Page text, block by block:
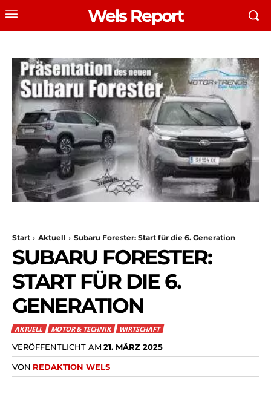
Wels Report
Start Aktuell Subaru Forester: Start für die 6. Generation
SUBARU FORESTER:
START FÜR DIE 6.
GENERATION
AKTUELL MOTOR & TECHNIK WIRTSCHAFT
VERÖFFENTLICHT AM 21. MÄRZ 2025
VON REDAKTION WELS